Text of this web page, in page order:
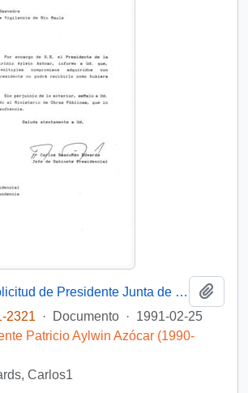
[Respuesta a solicitud de Presidente Junta de Vigilancia de Rio Maule]
2321
· Documento · 1991-02-25
Patricio Aylwin Azócar (1990-
Carlos1